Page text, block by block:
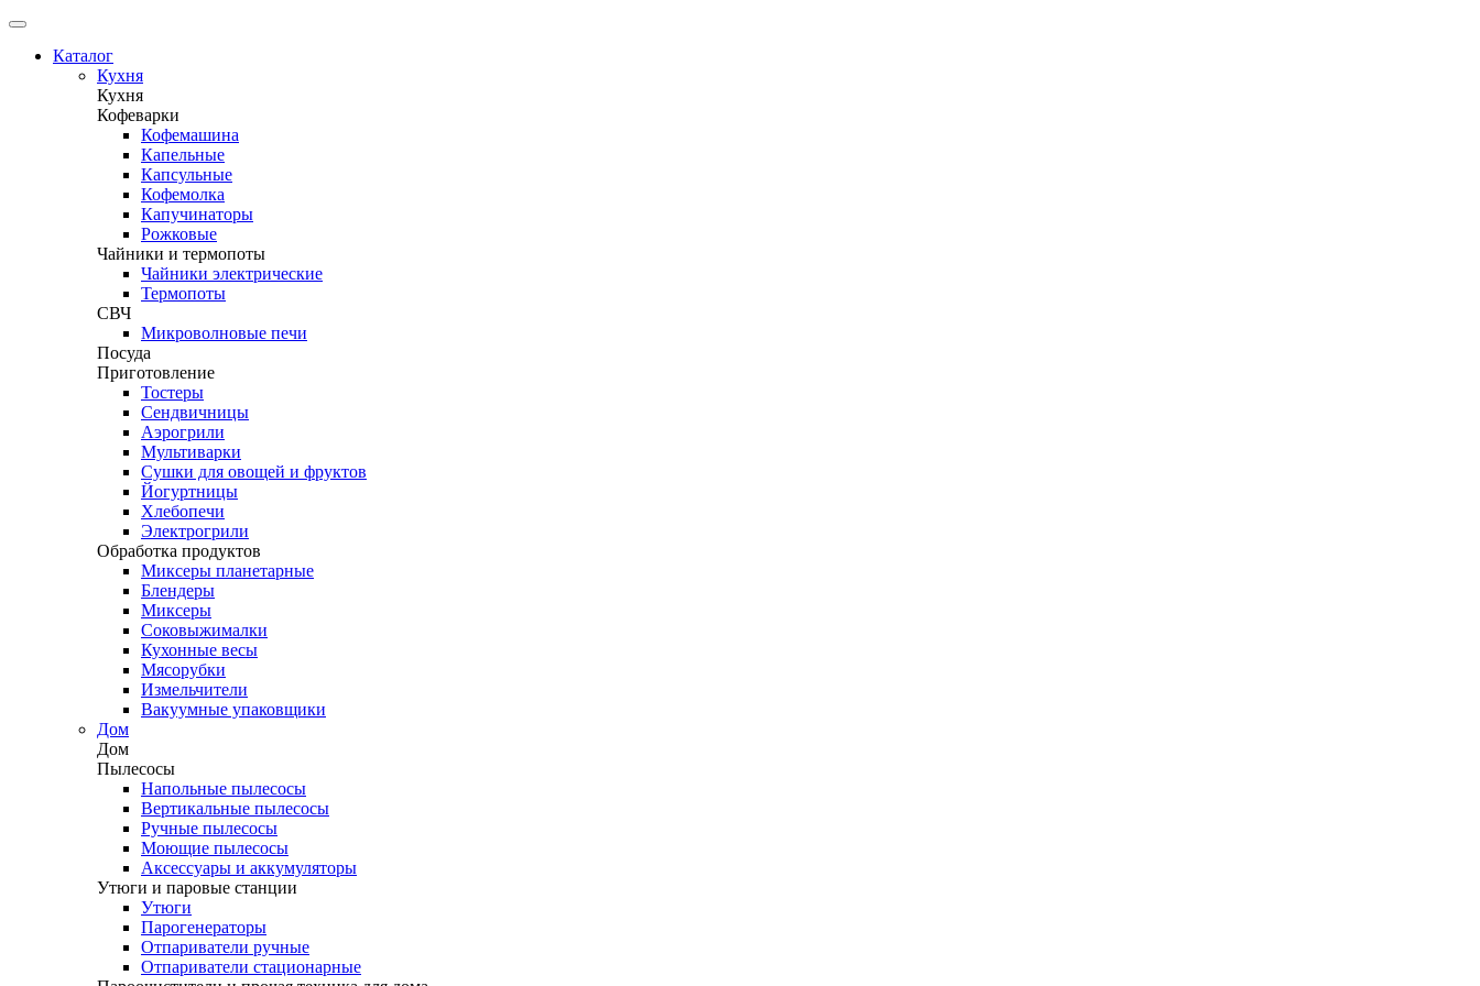
Каталог
Кухня
Кухня
Кофеварки
Кофемашина
Капельные
Капсульные
Кофемолка
Капучинаторы
Рожковые
Чайники и термопоты
Чайники электрические
Термопоты
СВЧ
Микроволновые печи
Посуда
Приготовление
Тостеры
Сендвичницы
Аэрогрили
Мультиварки
Сушки для овощей и фруктов
Йогуртницы
Хлебопечи
Электрогрили
Обработка продуктов
Миксеры планетарные
Блендеры
Миксеры
Соковыжималки
Кухонные весы
Мясорубки
Измельчители
Вакуумные упаковщики
Дом
Дом
Пылесосы
Напольные пылесосы
Вертикальные пылесосы
Ручные пылесосы
Моющие пылесосы
Аксессуары и аккумуляторы
Утюги и паровые станции
Утюги
Парогенераторы
Отпариватели ручные
Отпариватели стационарные